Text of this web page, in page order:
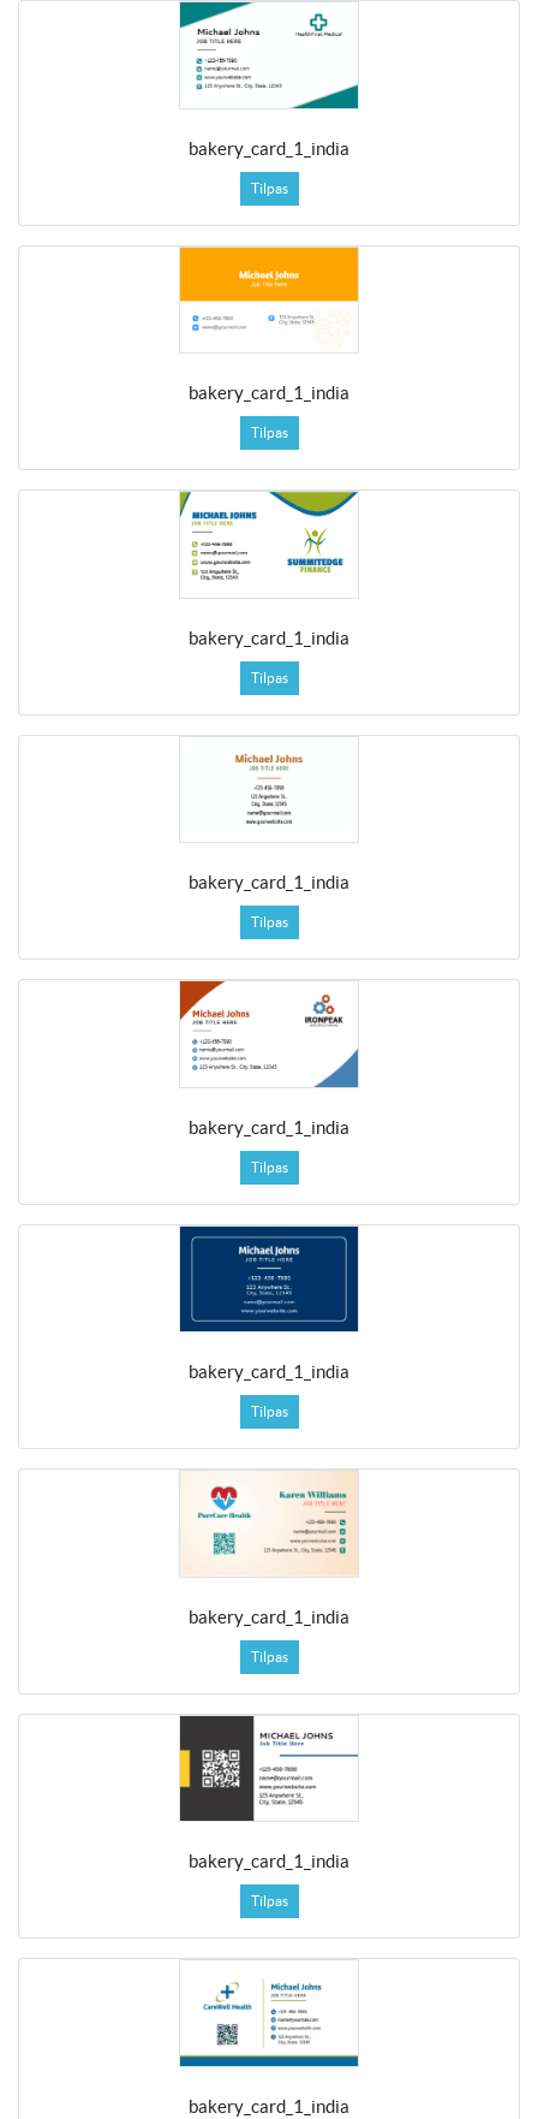
bakery_card_1_india
Tilpas
bakery_card_1_india
Tilpas
bakery_card_1_india
Tilpas
bakery_card_1_india
Tilpas
bakery_card_1_india
Tilpas
bakery_card_1_india
Tilpas
bakery_card_1_india
Tilpas
bakery_card_1_india
Tilpas
bakery_card_1_india